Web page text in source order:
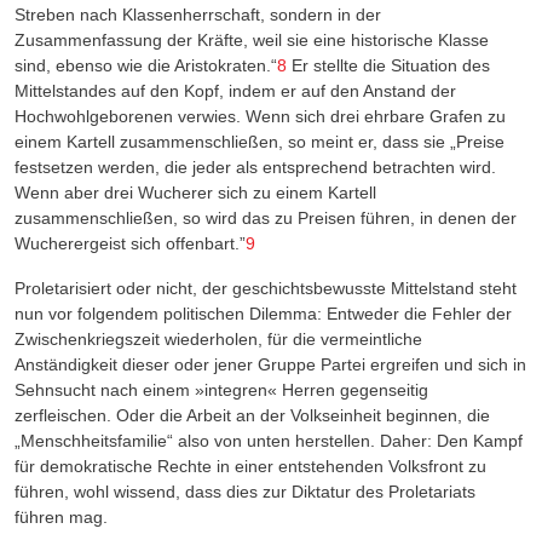
Streben nach Klassenherrschaft, sondern in der
Zusammenfassung der Kräfte, weil sie eine historische Klasse
sind, ebenso wie die Aristokraten.“8 Er stellte die Situation des
Mittelstandes auf den Kopf, indem er auf den Anstand der
Hochwohlgeborenen verwies. Wenn sich drei ehrbare Grafen zu
einem Kartell zusammenschließen, so meint er, dass sie „Preise
festsetzen werden, die jeder als entsprechend betrachten wird.
Wenn aber drei Wucherer sich zu einem Kartell
zusammenschließen, so wird das zu Preisen führen, in denen der
Wucherergeist sich offenbart.”9
Proletarisiert oder nicht, der geschichtsbewusste Mittelstand steht
nun vor folgendem politischen Dilemma: Entweder die Fehler der
Zwischenkriegszeit wiederholen, für die vermeintliche
Anständigkeit dieser oder jener Gruppe Partei ergreifen und sich in
Sehnsucht nach einem »integren« Herren gegenseitig
zerfleischen. Oder die Arbeit an der Volkseinheit beginnen, die
„Menschheitsfamilie“ also von unten herstellen. Daher: Den Kampf
für demokratische Rechte in einer entstehenden Volksfront zu
führen, wohl wissend, dass dies zur Diktatur des Proletariats
führen mag.